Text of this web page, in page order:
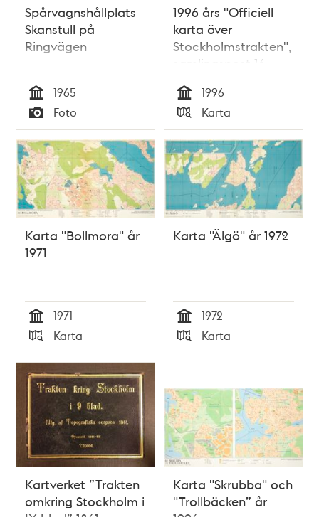
Spårvagnshållplats
Skanstull på
Ringvägen
Tid
1965
Typ
Foto
1996 års "Officiell
karta över
Stockholmstrakten",
samlingspost 16
blad
Tid
1996
Typ
Karta
Karta "Bollmora" år
1971
Tid
1971
Typ
Karta
Karta "Älgö" år 1972
Tid
1972
Typ
Karta
Kartverket ”Trakten
omkring Stockholm i
Karta "Skrubba" och
"Trollbäcken” år